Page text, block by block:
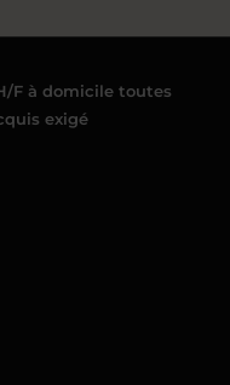
F à domicile toutes
exigé